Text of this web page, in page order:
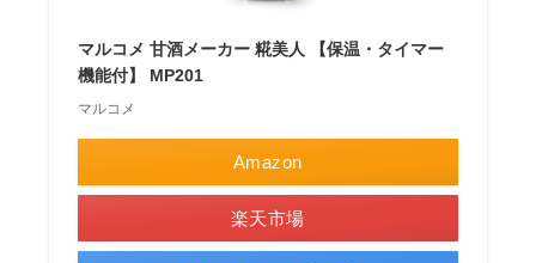
マルコメ 甘酒メーカー 糀美人 【保温・タイマー
機能付】 MP201
マルコメ
Amazon
楽天市場